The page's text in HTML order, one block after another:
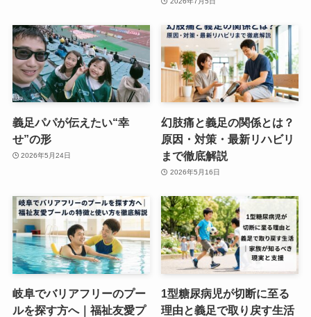
義足パパが伝えたい“幸
せ”の形
2026年5月24日
幻肢痛と義足の関係とは？
原因・対策・最新リハビリ
まで徹底解説
2026年5月16日
岐阜でバリアフリーのプー
ルを探す方へ｜福祉友愛プ
1型糖尿病児が切断に至る
理由と義足で取り戻す生活